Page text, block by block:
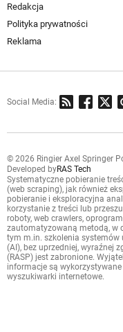
Redakcja
Polityka prywatności
Reklama
Social Media:
© 2026 Ringier Axel Springer
Developed byRAS Tech
Systematyczne pobieranie
(web scraping), jak również
pobieranie i eksploracyjna
korzystanie z treści lub
roboty, web crawlers,
zautomatyzowaną metodą, w
tym m.in. szkolenia systemów
(AI), bez uprzedniej, wyraźnej
(RASP) jest zabronione.
informacje są
wyszukiwarki internetowe.